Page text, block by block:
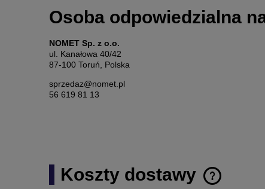
Osoba odpowiedzialna
NOMET Sp. z o.o.
ul. Kanałowa 40/42
87-100 Toruń, Polska
sprzedaz@nomet.pl
56 619 81 13
Koszty dostawy